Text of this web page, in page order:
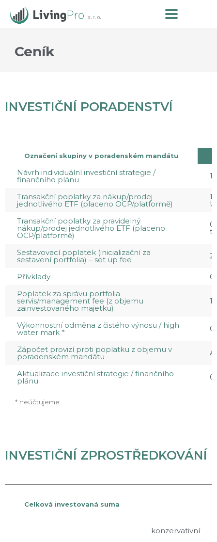
Ceník
INVESTIČNÍ PORADENSTVÍ
Označení skupiny v poradenském mandátu
Návrh individuální investiční strategie /
finančního plánu
Transakční poplatky za nákup/prodej
jednotlivého ETF (placeno OCP/platformě)
Transakční poplatky za pravidelný
nákup/prodej jednotlivého ETF (placeno
OCP/platformě)
Sestavovací poplatek (inicializační za
sestavení portfolia) – set up fee
Přívklady
0
Poplatek za správu portfolia –
servis/management fee (z objemu
zainvestovaného majetku)
Výkonnostní odměna z čistého výnosu / high
water mark *
Zápočet provizí proti poplatku z objemu v
poradenském mandátu
Aktualizace investiční strategie / finančního
plánu 0
* neúčtujeme
INVESTIČNÍ ZPROSTŘEDKOVÁNÍ
Celková investovaná suma
konzervativní